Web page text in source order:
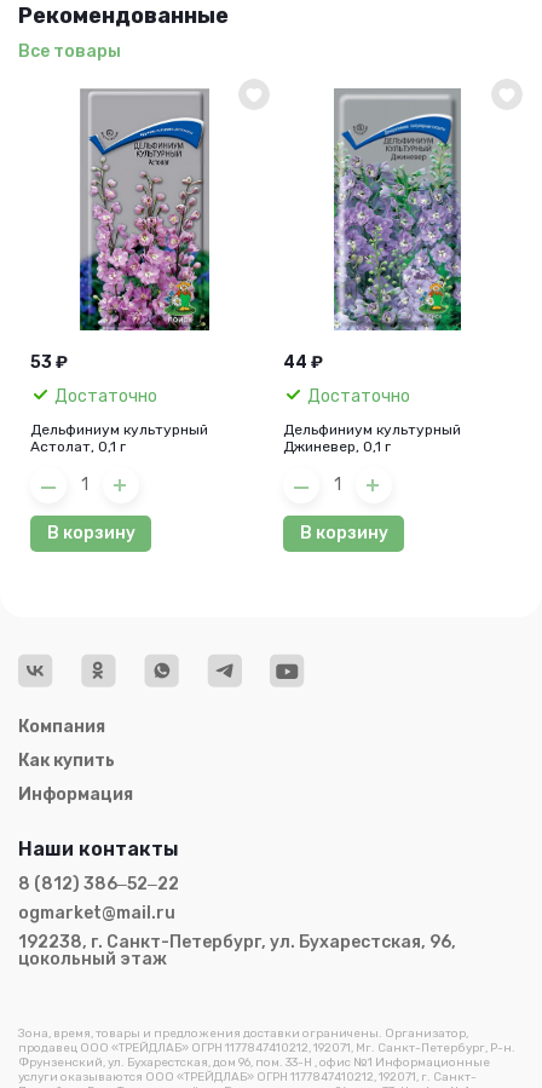
Рекомендованные
Все товары
53 ₽
Достаточно
Дельфиниум культурный
Астолат, 0,1 г
В корзину
44 ₽
Достаточно
Дельфиниум культурный
Джиневер, 0,1 г
В корзину
Компания
Как купить
Информация
Зона, время, товары и предложения доставки ограничены. Организатор,
продавец ООО «ТРЕЙДЛАБ» ОГРН 1177847410212, 192071, Мг. Санкт-Петербург, Р-н.
Фрунзенский, ул. Бухарестская, дом 96, пом. 33-Н , офис №1 Информационные
услуги оказываются ООО «ТРЕЙДЛАБ» ОГРН 1177847410212, 192071, г. Санкт-
Наши контакты
8 (812) 386‒52‒22
ogmarket@mail.ru
192238, г. Санкт-Петербург, ул. Бухарестская, 96,
цокольный этаж